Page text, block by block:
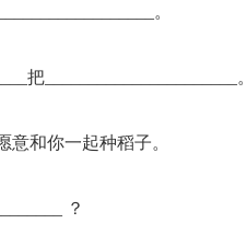
。
把______________________。
意和你一起种稻子。
？